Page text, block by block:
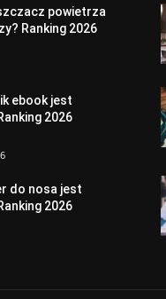
powietrza
Ranking 2026
ebook jest
2026
do nosa jest
2026